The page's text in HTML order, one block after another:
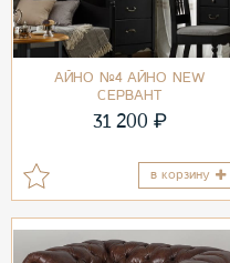
АЙНО №4 АЙНО NEW
СЕРВАНТ
31 200 ₽
в корзину